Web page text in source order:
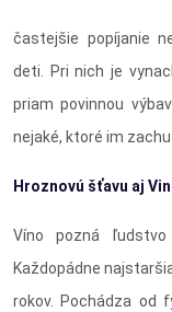
častejšie popíjanie
deti. Pri nich je
priam povinnou
nejaké, ktoré im
Hroznovú šťavu aj
Víno pozná
Každopádne
rokov. Pochádza od